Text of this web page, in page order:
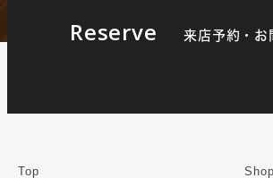
Reserve 来店予約・お
Top